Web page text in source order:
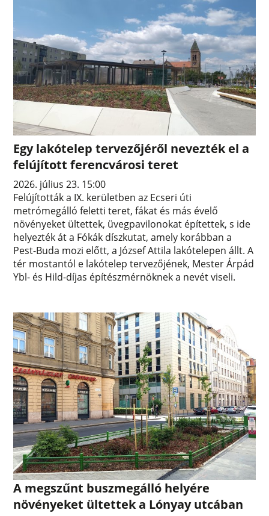
Egy lakótelep tervezőjéről nevezték el a
felújított ferencvárosi teret
2026. július 23. 15:00
Felújították a IX. kerületben az Ecseri úti
metrómegálló feletti teret, fákat és más évelő
növényeket ültettek, üvegpavilonokat építettek, s ide
helyezték át a Fókák díszkutat, amely korábban a
Pest-Buda mozi előtt, a József Attila lakótelepen állt. A
tér mostantól e lakótelep tervezőjének, Mester Árpád
Ybl- és Hild-díjas építészmérnöknek a nevét viseli.
A megszűnt buszmegálló helyére
növényeket ültettek a Lónyay utcában